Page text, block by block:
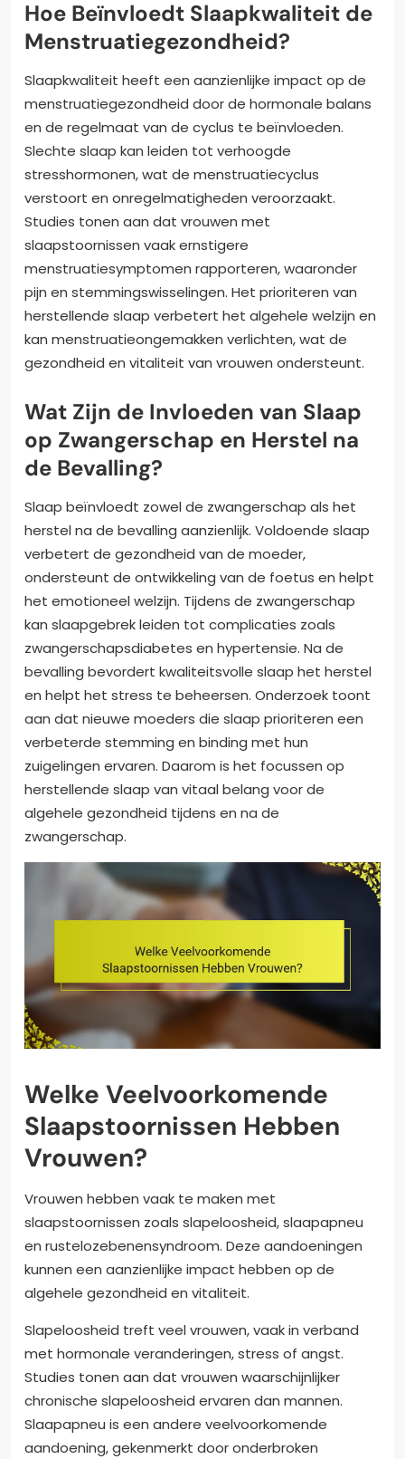
Hoe Beïnvloedt Slaapkwaliteit de
Menstruatiegezondheid?
Slaapkwaliteit heeft een aanzienlijke impact op de
menstruatiegezondheid door de hormonale balans
en de regelmaat van de cyclus te beïnvloeden.
Slechte slaap kan leiden tot verhoogde
stresshormonen, wat de menstruatiecyclus
verstoort en onregelmatigheden veroorzaakt.
Studies tonen aan dat vrouwen met
slaapstoornissen vaak ernstigere
menstruatiesymptomen rapporteren, waaronder
pijn en stemmingswisselingen. Het prioriteren van
herstellende slaap verbetert het algehele welzijn en
kan menstruatieongemakken verlichten, wat de
gezondheid en vitaliteit van vrouwen ondersteunt.
Wat Zijn de Invloeden van Slaap
op Zwangerschap en Herstel na
de Bevalling?
Slaap beïnvloedt zowel de zwangerschap als het
herstel na de bevalling aanzienlijk. Voldoende slaap
verbetert de gezondheid van de moeder,
ondersteunt de ontwikkeling van de foetus en helpt
het emotioneel welzijn. Tijdens de zwangerschap
kan slaapgebrek leiden tot complicaties zoals
zwangerschapsdiabetes en hypertensie. Na de
bevalling bevordert kwaliteitsvolle slaap het herstel
en helpt het stress te beheersen. Onderzoek toont
aan dat nieuwe moeders die slaap prioriteren een
verbeterde stemming en binding met hun
zuigelingen ervaren. Daarom is het focussen op
herstellende slaap van vitaal belang voor de
algehele gezondheid tijdens en na de
zwangerschap.
Welke Veelvoorkomende
Slaapstoornissen Hebben
Vrouwen?
Vrouwen hebben vaak te maken met
slaapstoornissen zoals slapeloosheid, slaapapneu
en rustelozebenensyndroom. Deze aandoeningen
kunnen een aanzienlijke impact hebben op de
algehele gezondheid en vitaliteit.
Slapeloosheid treft veel vrouwen, vaak in verband
met hormonale veranderingen, stress of angst.
Studies tonen aan dat vrouwen waarschijnlijker
chronische slapeloosheid ervaren dan mannen.
Slaapapneu is een andere veelvoorkomende
aandoening, gekenmerkt door onderbroken